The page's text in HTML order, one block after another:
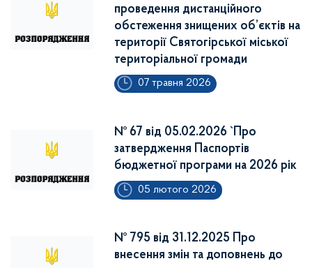
проведення дистанційного
обстеження знищених об’єктів на
території Святогірської міської
територіальної громади
07 травня 2026
№ 67 від 05.02.2026 `Про
затвердження Паспортів
бюджетної програми на 2026 рік
05 лютого 2026
№ 795 від 31.12.2025 Про
внесення змін та доповнень до